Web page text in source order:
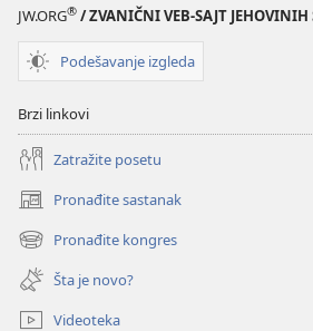
JW.ORG® / ZVANIČNI VEB-SAJT JEHOVINIH
Podešavanje izgleda
Brzi linkovi
Zatražite posetu
Pronađite sastanak
(otvara
novi
prozor)
Pronađite kongres
(otvara
novi
prozor)
Šta je novo?
Videoteka